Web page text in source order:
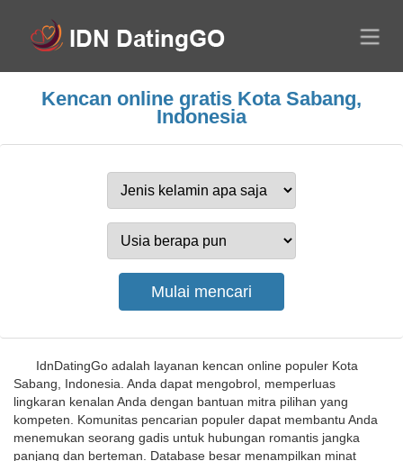
Kencan online gratis Kota Sabang,
Indonesia
IdnDatingGo adalah layanan kencan online populer Kota
Sabang, Indonesia. Anda dapat mengobrol, memperluas
lingkaran kenalan Anda dengan bantuan mitra pilihan yang
kompeten. Komunitas pencarian populer dapat membantu Anda
menemukan seorang gadis untuk hubungan romantis jangka
panjang dan berteman. Database besar menampilkan minat